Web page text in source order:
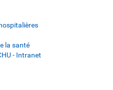
la santé
- Intranet